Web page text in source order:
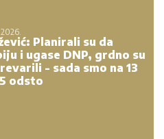
Planirali su da
i ugase DNP, grdno su
- sada smo na 13
odsto